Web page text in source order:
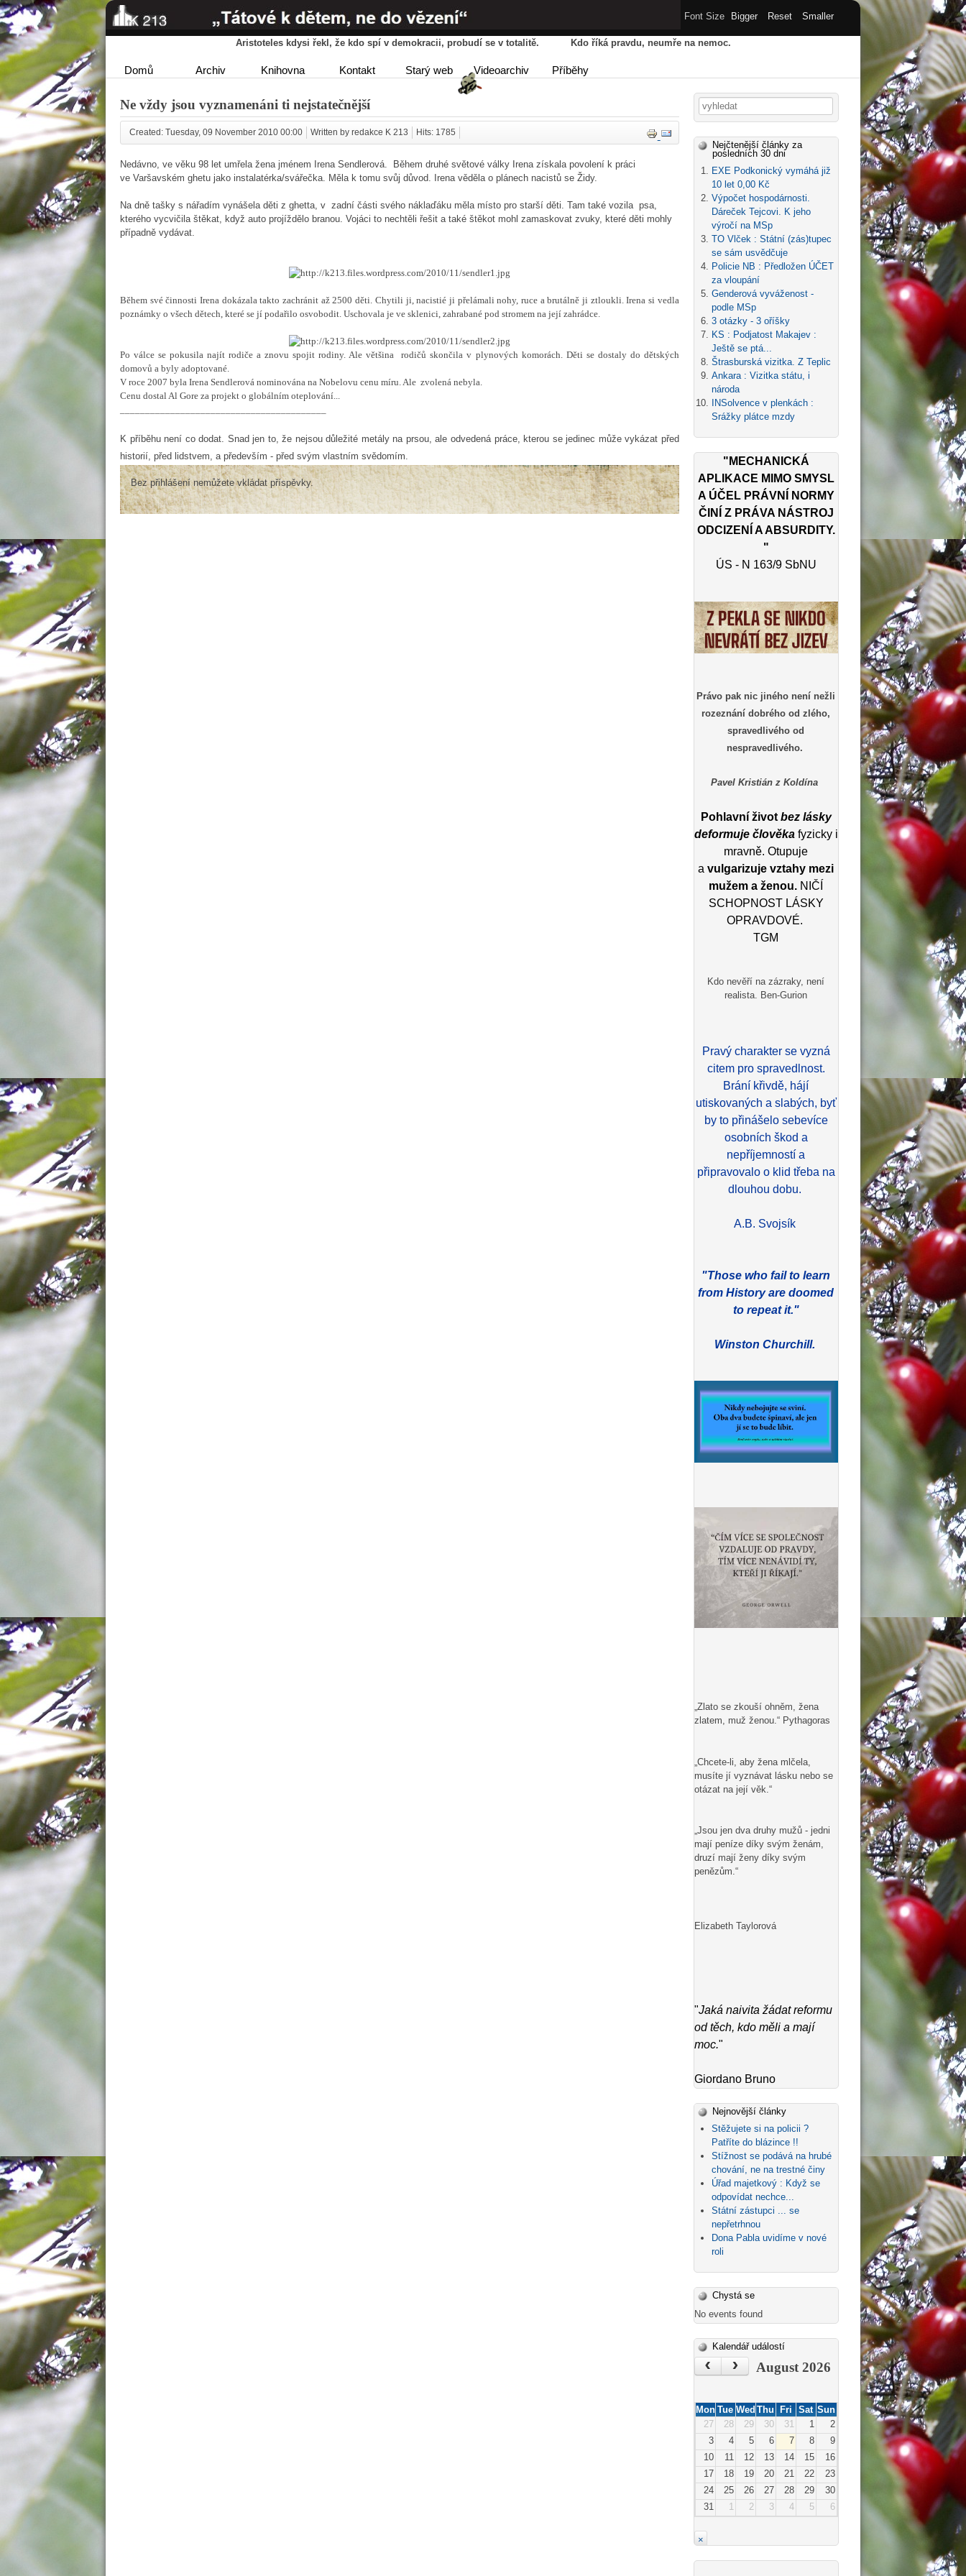
Font Size Bigger Reset Smaller
HOME AGENDA
Aristoteles kdysi řekl, že kdo spí v demokracii, probudí se v totalitě. Kdo říká pravdu, neumře na nemoc.
Domů Archiv Knihovna Kontakt Starý web Videoarchiv Příběhy
Ne vždy jsou vyznamenáni ti nejstatečnější
Created: Tuesday, 09 November 2010 00:00 Written by redakce K 213 Hits: 1785
Nedávno, ve věku 98 let umřela žena jménem Irena Sendlerová. Během druhé světové války Irena získala povolení k práci
ve Varšavském ghetu jako instalatérka/svářečka. Měla k tomu svůj důvod. Irena věděla o plánech nacistů se Židy.
Na dně tašky s nářadím vynášela děti z ghetta, v zadní části svého náklaďáku měla místo pro starší děti. Tam také vozila psa,
kterého vycvičila štěkat, když auto projíždělo branou. Vojáci to nechtěli řešit a také štěkot mohl zamaskovat zvuky, které děti mohly
případně vydávat.
Během své činnosti Irena dokázala takto zachránit až 2500 děti. Chytili ji, nacistié ji přelámali nohy, ruce a brutálně ji ztloukli. Irena si vedla
poznámky o všech dětech, které se jí podařilo osvobodit. Uschovala je ve sklenici, zahrabané pod stromem na její zahrádce.
Po válce se pokusila najít rodiče a znovu spojit rodiny. Ale většina rodičů skončila v plynových komorách. Děti se dostaly do dětských
domovů a byly adoptované.
V roce 2007 byla Irena Sendlerová nominována na Nobelovu cenu míru. Ale zvolená nebyla.
Cenu dostal Al Gore za projekt o globálním oteplování...
K příběhu není co dodat. Snad jen to, že nejsou důležité metály na prsou, ale odvedená práce, kterou se jedinec může vykázat před
historií, před lidstvem, a především - před svým vlastním svědomím.
Bez přihlášení nemůžete vkládat příspěvky.
Vyhledávání
Nejčtenější články za
posledních 30 dni
EXE Podkonický vymáhá již
10 let 0,00 Kč
Výpočet hospodárnosti.
Dáreček Tejcovi. K jeho
výročí na MSp
TO Vlček : Státní (zás)tupec
se sám usvědčuje
Policie NB : Předložen ÚČET
za vloupání
Genderová vyváženost -
podle MSp
3 otázky - 3 oříšky
KS : Podjatost Makajev :
Ještě se ptá...
Štrasburská vizitka. Z Teplic
Ankara : Vizitka státu, i
národa
INSolvence v plenkách :
Srážky plátce mzdy
"MECHANICKÁ
APLIKACE MIMO SMYSL
A ÚČEL PRÁVNÍ NORMY
ČINÍ Z PRÁVA NÁSTROJ
ODCIZENÍ A ABSURDITY.
"
ÚS - N 163/9 SbNU
Právo pak nic jiného není nežli
rozeznání dobrého od zlého,
spravedlivého od
nespravedlivého.
Pavel Kristián z Koldína
Pohlavní život bez lásky
deformuje člověkafyzicky i
mravně. Otupuje
avulgarizuje vztahy mezi
mužem a ženou. NIČÍ
SCHOPNOST LÁSKY
OPRAVDOVÉ.
TGM
Kdo nevěří na zázraky, není
realista. Ben-Gurion
Pravý charakter se vyzná
citem pro spravedlnost.
Brání křivdě, hájí
utiskovaných a slabých, byť
by to přinášelo sebevíce
osobních škod a
nepříjemností a
připravovalo o klid třeba na
dlouhou dobu.
A.B. Svojsík
"Those who fail to learn
from History are doomed
to repeat it."
Winston Churchill.
„Zlato se zkouší ohněm, žena
zlatem, muž ženou.“ Pythagoras
„Chcete-li, aby žena mlčela,
musíte jí vyznávat lásku nebo se
otázat na její věk.“
„Jsou jen dva druhy mužů - jedni
mají peníze díky svým ženám,
druzí mají ženy díky svým
penězům.“
Elizabeth Taylorová
"Jaká naivita žádat reformu
od těch, kdo měli a mají
moc."
Giordano Bruno
Nejnovější články
Stěžujete si na policii ?
Patříte do blázince !!
Stížnost se podává na hrubé
chování, ne na trestné činy
Úřad majetkový : Když se
odpovídat nechce...
Státní zástupci ... se
nepřetrhnou
Dona Pabla uvidíme v nové
roli
Chystá se
No events found
Kalendář událostí
‹ › August 2026
Mon Tue Wed Thu Fri Sat Sun
27
28 29 30 31 1
2
3
4 5 6 7 8
9
10
11 12 13 14 15
16
17
18 19 20 21 22
23
24
25 26 27 28 29
30
31
1 2 3 4 5 6
×